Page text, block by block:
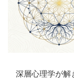
深層心理学が解